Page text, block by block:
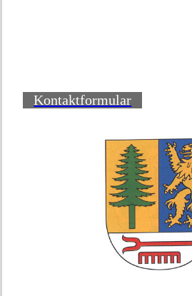
Kontaktformular